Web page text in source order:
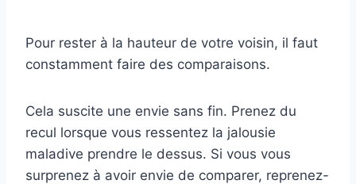
Pour rester à la hauteur de votre voisin, il faut
constamment faire des comparaisons.
Cela suscite une envie sans fin. Prenez du
recul lorsque vous ressentez la jalousie
maladive prendre le dessus. Si vous vous
surprenez à avoir envie de comparer, reprenez-